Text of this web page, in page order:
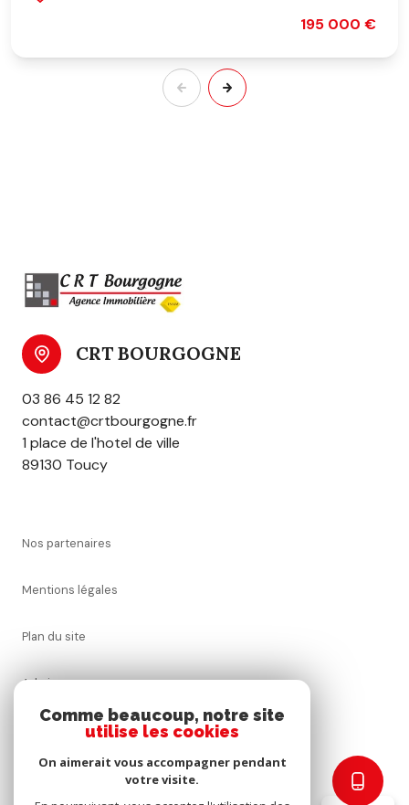
195 000 €
CRT BOURGOGNE
03 86 45 12 82
contact@crtbourgogne.fr
1 place de l'hotel de ville
89130 Toucy
nos partenaires
mentions légales
plan du site
admin
nos honoraires
Comme beaucoup, notre site
utilise les cookies
On aimerait vous accompagner pendant
votre visite.